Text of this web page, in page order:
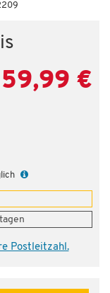
€
Postleitzahl.